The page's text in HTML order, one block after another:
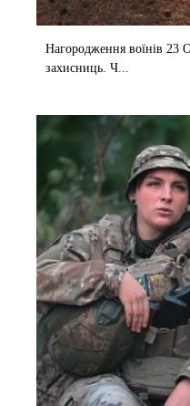
Нагородження воїнів 23
захисниць. Ч...